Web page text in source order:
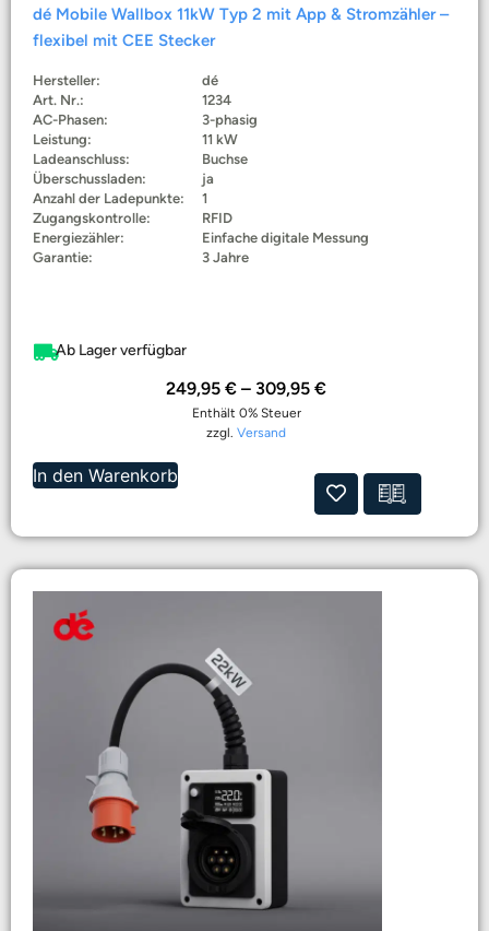
dé Mobile Wallbox 11kW Typ 2 mit App & Stromzähler –
flexibel mit CEE Stecker
Hersteller:
dé
Art. Nr.:
1234
AC-Phasen:
3-phasig
Leistung:
11 kW
Ladeanschluss:
Buchse
Überschussladen:
ja
Anzahl der Ladepunkte:
1
Zugangskontrolle:
RFID
Energiezähler:
Einfache digitale Messung
Garantie:
3 Jahre
Ab Lager verfügbar
249,95 € – 309,95 €
Enthält 0% Steuer
zzgl. Versand
In den Warenkorb